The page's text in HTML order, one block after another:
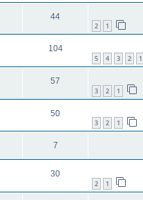
1
2
44
1
2
3
4
5
104
1
2
3
57
1
2
3
50
7
1
2
30